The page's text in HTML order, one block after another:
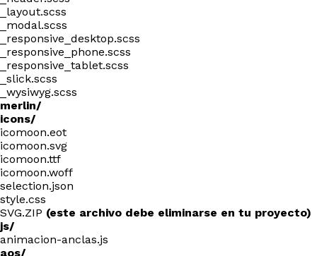
_layout.scss
_modal.scss
_responsive_desktop.scss
_responsive_phone.scss
_responsive_tablet.scss
_slick.scss
_wysiwyg.scss
merlin/
icons/
icomoon.eot
icomoon.svg
icomoon.ttf
icomoon.woff
selection.json
style.css
SVG.ZIP (este archivo debe eliminarse en tu proyecto)
js/
animacion-anclas.js
aos/